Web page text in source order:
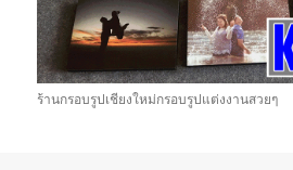
ร้านกรอบรูปเชียงใหม่กรอบรูปแต่งงานสวยๆ